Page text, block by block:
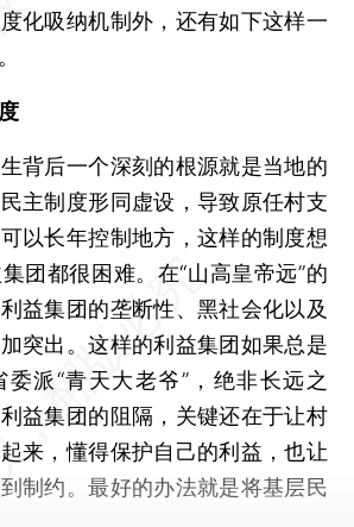
化吸纳机制外，还有如下这样一
后一个深刻的根源就是当地的
主制度形同虚设，导致原任村支
以长年控制地方，这样的制度想
团都很困难。在“山高皇帝远”的
益集团的垄断性、黑社会化以及
突出。这样的利益集团如果总是
派“青天大老爷”，绝非长远之
益集团的阻隔，关键还在于让村
来，懂得保护自己的利益，也让
制约。最好的办法就是将基层民